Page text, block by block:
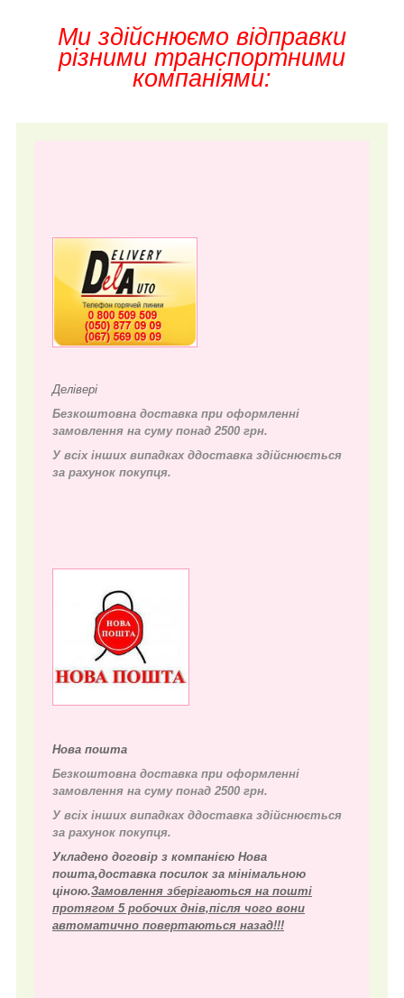
Ми здійснюємо відправки
різними транспортними
компаніями:
Делівері
Безкоштовна доставка при оформленні
замовлення на суму понад 2500 грн.
У всіх інших випадках ддоставка здійснюється
за рахунок покупця.
Нова пошта
Безкоштовна доставка при оформленні
замовлення на суму понад 2500 грн.
У всіх інших випадках ддоставка здійснюється
за рахунок покупця.
Укладено договір з компанією Нова
пошта,доставка посилок за мінімальною
ціною.Замовлення зберігаються на пошті
протягом 5 робочих днів,після чого вони
автоматично повертаються назад!!!